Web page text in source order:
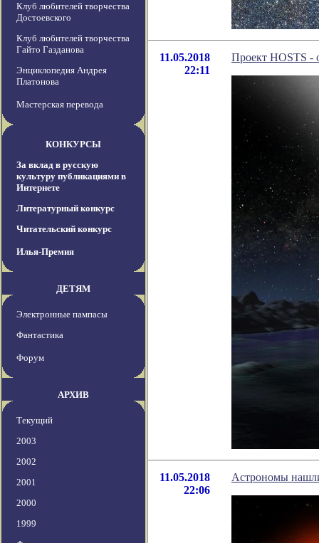
Клуб любителей творчества
Достоевского
Клуб любителей творчества
Гайто Газданова
Энциклопедия Андрея
Платонова
Мастерская перевода
КОНКУРСЫ
За вклад в русскую
культуру публикациями в
Интернете
Литературный конкурс
Читательский конкурс
Илья-Премия
ДЕТЯМ
Электронные пампасы
Фантастика
Форум
АРХИВ
Текущий
2003
2002
2001
2000
1999
11.05.2018
22:11
Проект HOSTS -
11.05.2018
22:06
Астрономы